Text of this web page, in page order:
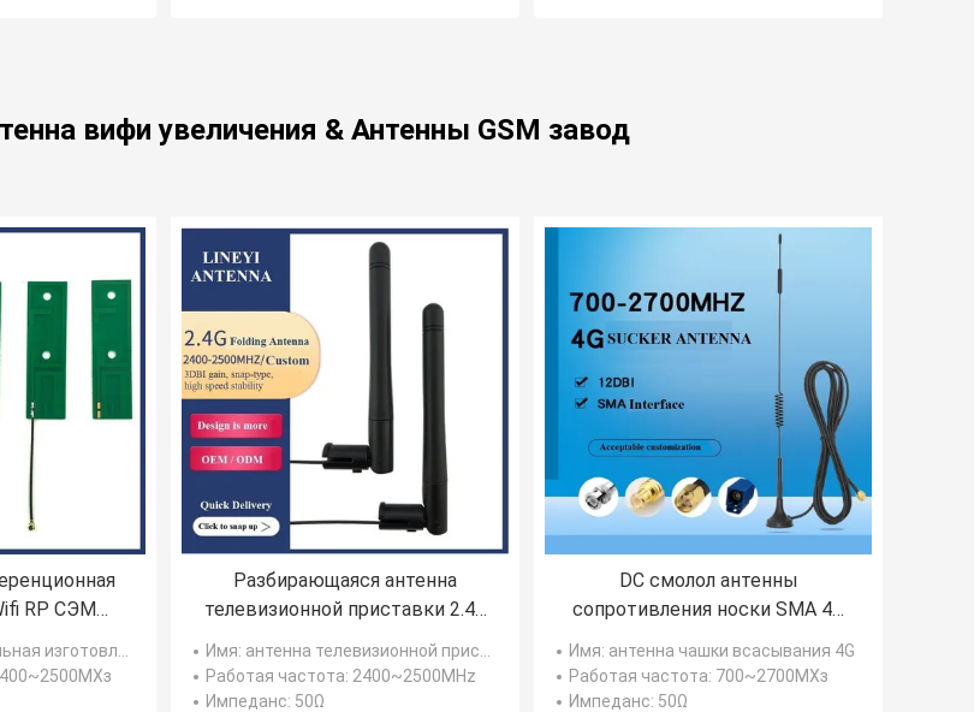
вифи увеличения & Антенны GSM завод
RP СЭМ
заказ встроенная антенна PCB
Разбирающаяся антенна
телевизионной приставки 2.4G
Имя: антенна телевизионной приставки сети 2.4G
Работая частота: 2400~2500MHz
Импеданс: 50Ω
DC смолол антенны
сопротивления носки SMA 4G
Имя: антенна чашки всасывания 4G
Работая частота: 700~2700МХз
Импеданс: 50Ω